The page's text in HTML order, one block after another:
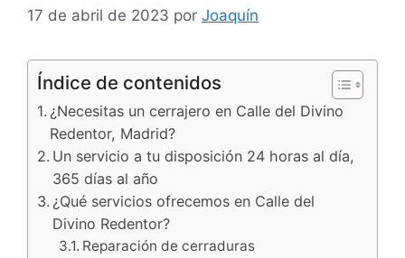
17 de abril de 2023 por Joaquín
Índice de contenidos
¿Necesitas un cerrajero en Calle del Divino
Redentor, Madrid?
Un servicio a tu disposición 24 horas al día,
365 días al año
¿Qué servicios ofrecemos en Calle del
Divino Redentor?
Reparación de cerraduras